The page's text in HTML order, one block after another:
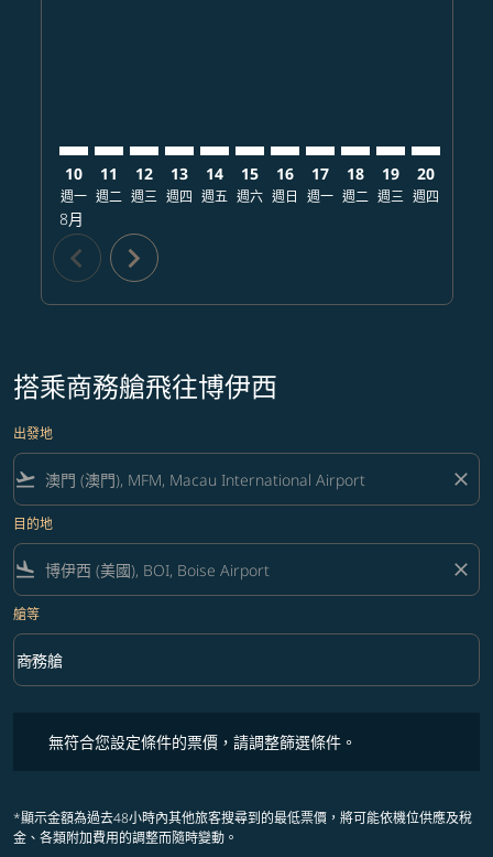
10
週一
8月
11
週二
12
週三
13
週四
14
週五
15
週六
16
週日
17
週一
18
週二
19
週三
20
週四
chevron_left chevron_right
搭乘商務艙飛往博伊西
出發地
flight_takeoff close
目的地
flight_land close
艙等
艙等 option 商務艙 Selected
商務艙
keyboard_arrow_down
無符合您設定條件的票價，請調整篩選條件。
*顯示金額為過去48小時內其他旅客搜尋到的最低票價，將可能依機位供應及稅
金、各類附加費用的調整而隨時變動。